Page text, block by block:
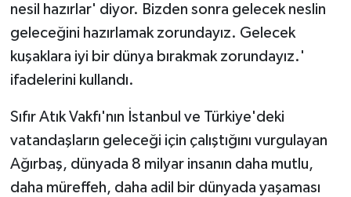
nesil hazırlar' diyor. Bizden sonra gelecek neslin
geleceğini hazırlamak zorundayız. Gelecek
kuşaklara iyi bir dünya bırakmak zorundayız.'
ifadelerini kullandı.
Sıfır Atık Vakfı'nın İstanbul ve Türkiye'deki
vatandaşların geleceği için çalıştığını vurgulayan
Ağırbaş, dünyada 8 milyar insanın daha mutlu,
daha müreffeh, daha adil bir dünyada yaşaması